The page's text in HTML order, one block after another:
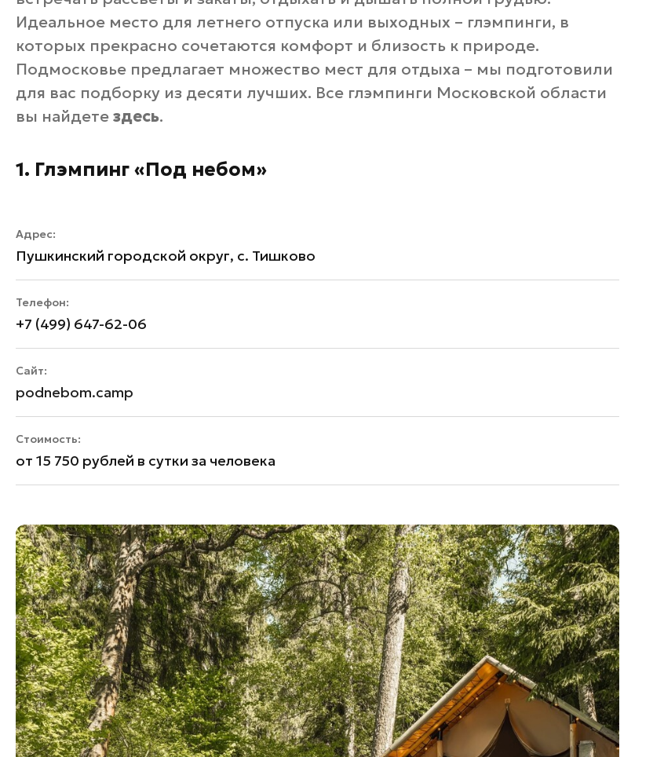
Идеальное место для летнего отпуска или выходных – глэмпинги, в
которых прекрасно сочетаются комфорт и близость к природе.
Подмосковье предлагает множество мест для отдыха – мы подготовили
для вас подборку из десяти лучших. Все глэмпинги Московской области
вы найдетездесь.
1. Глэмпинг «Под небом»
Адрес:
Пушкинский городской округ, с. Тишково
Телефон:
+7 (499) 647-62-06
Сайт:
podnebom.camp
Стоимость:
от 15 750 рублей в сутки за человека